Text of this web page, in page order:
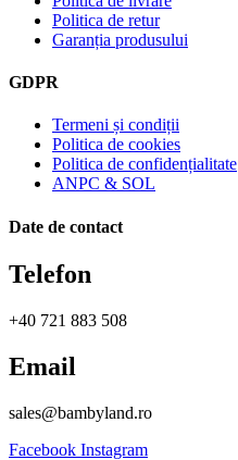
Politica de retur
Garanția produsului
GDPR
Termeni și condiții
Politica de cookies
Politica de confidențialitate
ANPC & SOL
Date de contact
Telefon
+40 721 883 508
Email
sales@bambyland.ro​
Facebook Instagram